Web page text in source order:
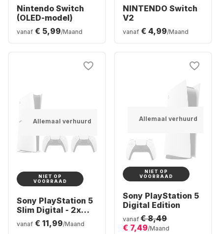
Nintendo Switch
(OLED-model)
vanaf € 5,99/Maand
NINTENDO Switch
V2
vanaf € 4,99/Maand
Allemaal verhuurd
NIET OP
VOORRAAD
Sony PlayStation 5
Slim Digital - 2x
DualSense®
Wireless-Controller
vanaf € 11,99/Maand
Allemaal verhuurd
NIET OP
VOORRAAD
Sony PlayStation 5
Digital Edition
vanaf € 8,49
€ 7,49/Maand